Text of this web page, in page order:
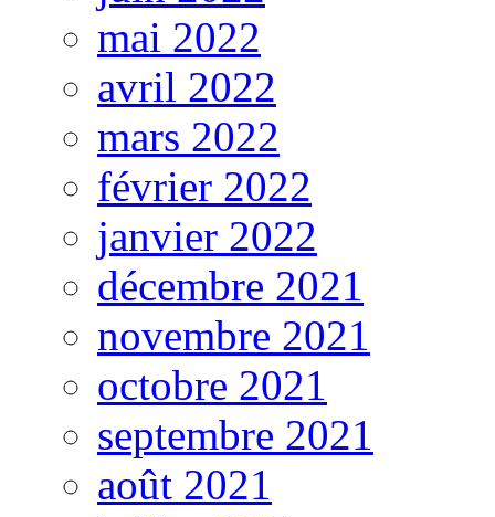
mai 2022
avril 2022
mars 2022
février 2022
janvier 2022
décembre 2021
novembre 2021
octobre 2021
septembre 2021
août 2021